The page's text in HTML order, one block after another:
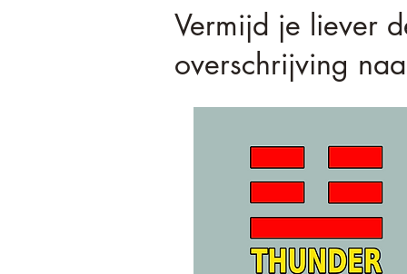
Vermijd je liever
overschrijving